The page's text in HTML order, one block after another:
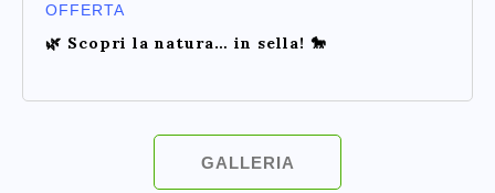
OFFERTA
🌿 Scopri la natura… in sella! 🐎
GALLERIA